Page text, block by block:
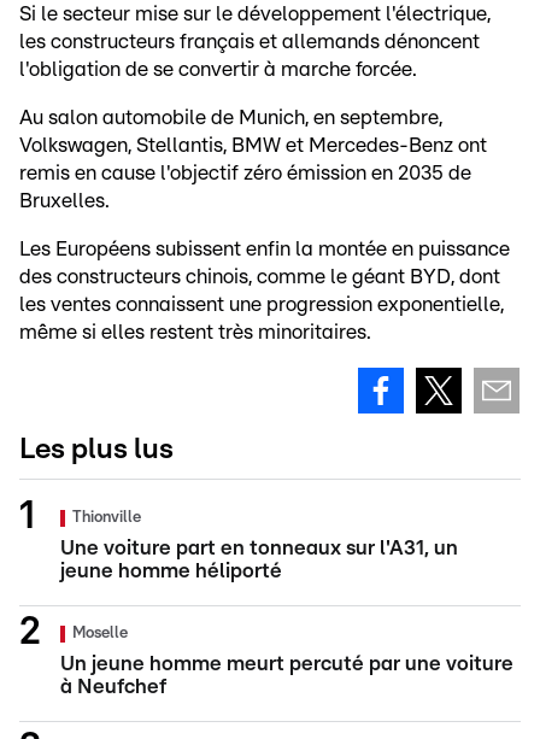
Si le secteur mise sur le développement l'électrique,
les constructeurs français et allemands dénoncent
l'obligation de se convertir à marche forcée.
Au salon automobile de Munich, en septembre,
Volkswagen, Stellantis, BMW et Mercedes-Benz ont
remis en cause l'objectif zéro émission en 2035 de
Bruxelles.
Les Européens subissent enfin la montée en puissance
des constructeurs chinois, comme le géant BYD, dont
les ventes connaissent une progression exponentielle,
même si elles restent très minoritaires.
Les plus lus
Thionville
Une voiture part en tonneaux sur l'A31, un
jeune homme héliporté
Moselle
Un jeune homme meurt percuté par une voiture
à Neufchef